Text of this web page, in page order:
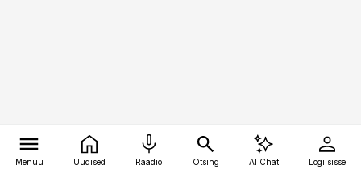
Menüü Uudised Raadio Otsing AI Chat Logi sisse